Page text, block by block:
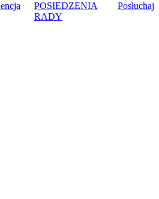
Posłuchaj
POSIEDZENIA
RADY